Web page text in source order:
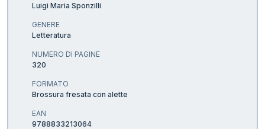
Luigi Maria Sponzilli
GENERE
Letteratura
NUMERO DI PAGINE
320
FORMATO
Brossura fresata con alette
EAN
9788833213064